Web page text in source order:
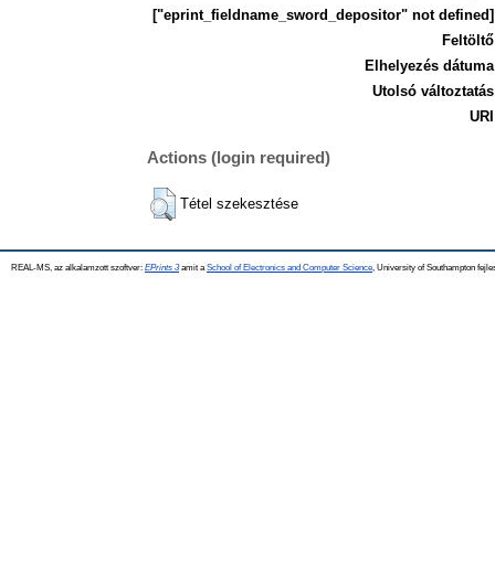
["eprint_fieldname_sword_depositor" not
Elhelyezés
Utolsó
Actions (login required)
Tétel szekesztése
REAL-MS, az alkalamzott szoftver: EPrints 3amit a School of Electronics and Computer Science , University of Southampton